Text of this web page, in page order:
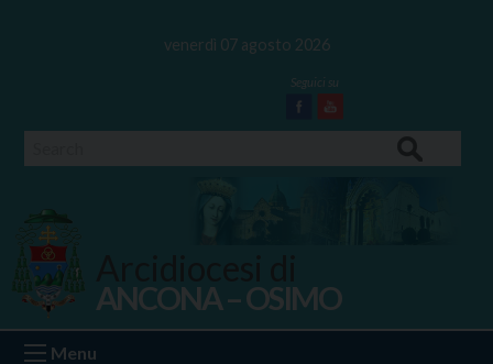
venerdì 07 agosto 2026
Facebook
Youtube
Ancona Osimo
ANCONA – OSIMO
Menu